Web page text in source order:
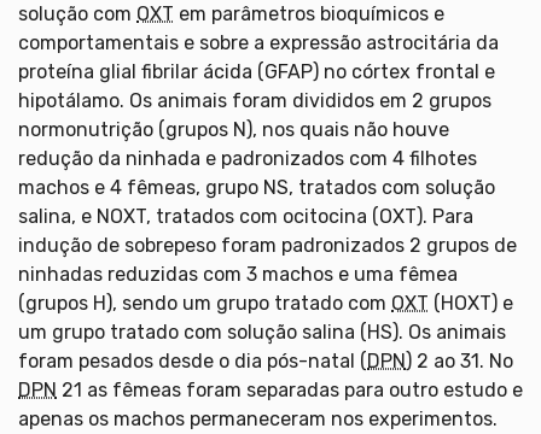
solução com OXT em parâmetros bioquímicos e
comportamentais e sobre a expressão astrocitária da
proteína glial fibrilar ácida (GFAP) no córtex frontal e
hipotálamo. Os animais foram divididos em 2 grupos
normonutrição (grupos N), nos quais não houve
redução da ninhada e padronizados com 4 filhotes
machos e 4 fêmeas, grupo NS, tratados com solução
salina, e NOXT, tratados com ocitocina (OXT). Para
indução de sobrepeso foram padronizados 2 grupos de
ninhadas reduzidas com 3 machos e uma fêmea
(grupos H), sendo um grupo tratado com OXT (HOXT) e
um grupo tratado com solução salina (HS). Os animais
foram pesados desde o dia pós-natal (DPN) 2 ao 31. No
DPN 21 as fêmeas foram separadas para outro estudo e
apenas os machos permaneceram nos experimentos.